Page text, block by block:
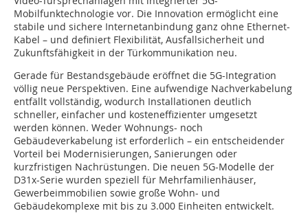
Mobilfunktechnologie vor. Die Innovation ermöglicht eine
stabile und sichere Internetanbindung ganz ohne Ethernet-
Kabel – und definiert Flexibilität, Ausfallsicherheit und
Zukunftsfähigkeit in der Türkommunikation neu.
Gerade für Bestandsgebäude eröffnet die 5G-Integration
völlig neue Perspektiven. Eine aufwendige Nachverkabelung
entfällt vollständig, wodurch Installationen deutlich
schneller, einfacher und kosteneffizienter umgesetzt
werden können. Weder Wohnungs- noch
Gebäudeverkabelung ist erforderlich – ein entscheidender
Vorteil bei Modernisierungen, Sanierungen oder
kurzfristigen Nachrüstungen. Die neuen 5G-Modelle der
D31x-Serie wurden speziell für Mehrfamilienhäuser,
Gewerbeimmobilien sowie große Wohn- und
Gebäudekomplexe mit bis zu 3.000 Einheiten entwickelt.